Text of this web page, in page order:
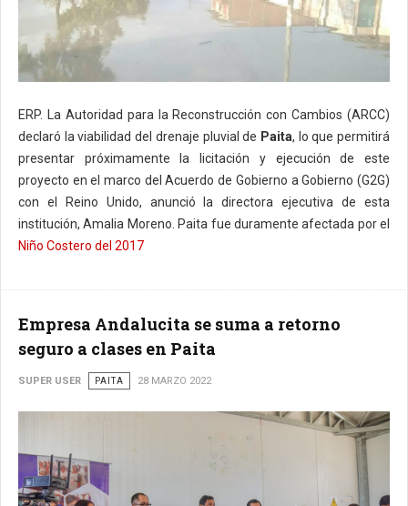
ERP. La Autoridad para la Reconstrucción con Cambios (ARCC)
declaró la viabilidad del drenaje pluvial de Paita, lo que permitirá
presentar próximamente la licitación y ejecución de este
proyecto en el marco del Acuerdo de Gobierno a Gobierno (G2G)
con el Reino Unido, anunció la directora ejecutiva de esta
institución, Amalia Moreno. Paita fue duramente afectada por el
Niño Costero del 2017
Empresa Andalucita se suma a retorno
seguro a clases en Paita
SUPER USER PAITA 28 MARZO 2022